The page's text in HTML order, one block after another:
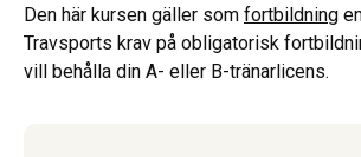
Den här kursen gäller som fortbildning
Travsports krav på obligatorisk
vill behålla din A- eller B-tränarlicens.